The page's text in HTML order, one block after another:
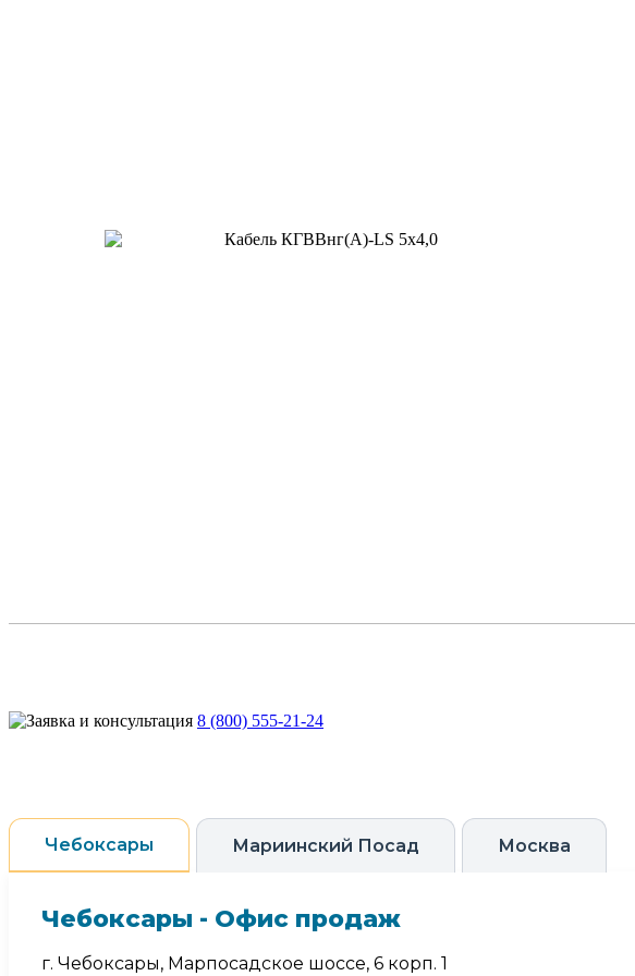
8 (800) 555-21-24
Чебоксары Мариинский Посад Москва
Чебоксары - Офис продаж
г. Чебоксары, Марпосадское шоссе, 6 корп. 1